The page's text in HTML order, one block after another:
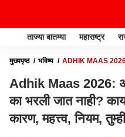
ताज्या बातम्या महाराष्ट्र
मुख्यपृष्ठ भविष्य
ADHIK MAAS
Adhik Maas 2026:
का भरली जात नाही?
कारण, महत्त्व, नियम,